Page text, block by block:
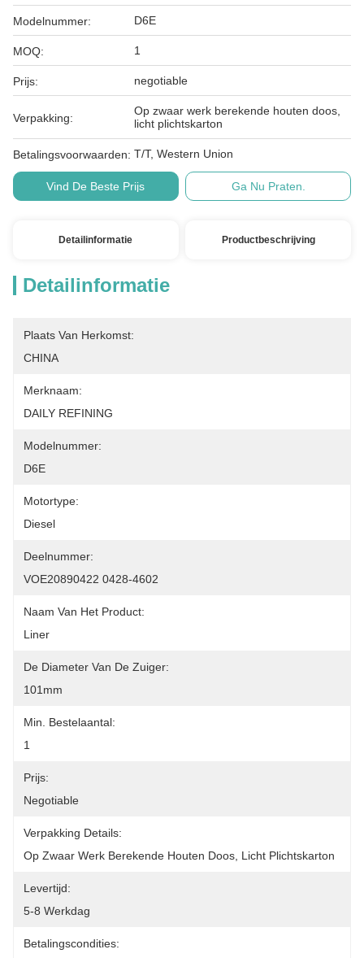
Modelnummer: D6E
MOQ: 1
Prijs: negotiable
Verpakking:
Op zwaar werk berekende houten doos,
licht plichtskarton
Betalingsvoorwaarden: T/T, Western Union
Vind De Beste Prijs Ga Nu Praten.
Detailinformatie Productbeschrijving
Detailinformatie
Plaats Van Herkomst:
CHINA
Merknaam:
DAILY REFINING
Modelnummer:
D6E
Motortype:
Diesel
Deelnummer:
VOE20890422 0428-4602
Naam Van Het Product:
Liner
De Diameter Van De Zuiger:
101mm
Min. Bestelaantal:
1
Prijs:
Negotiable
Verpakking Details:
Op Zwaar Werk Berekende Houten Doos, Licht Plichtskarton
Levertijd:
5-8 Werkdag
Betalingscondities: